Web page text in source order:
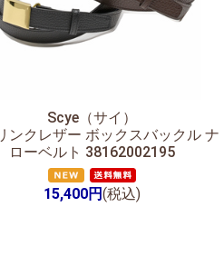
Scye（サイ）
ンクレザー ボックスバックル ナ
ローベルト 38162002195
15,400円(税込)